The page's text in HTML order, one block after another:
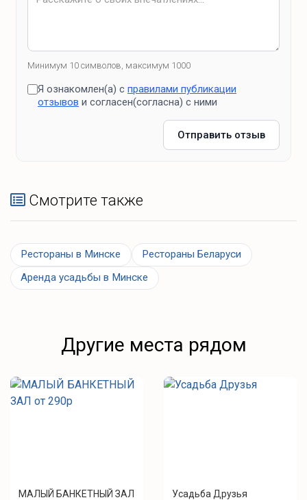
Минимум 10 символов, максимум 1000
Я ознакомлен(а) с правилами публикации
отзывов и согласен(согласна) с ними
Отправить отзыв
Смотрите также
Рестораны в Минске
Рестораны Беларуси
Аренда усадьбы в Минске
Другие места рядом
МАЛЫЙ БАНКЕТНЫЙ ЗАЛ
Усадьба Друзья